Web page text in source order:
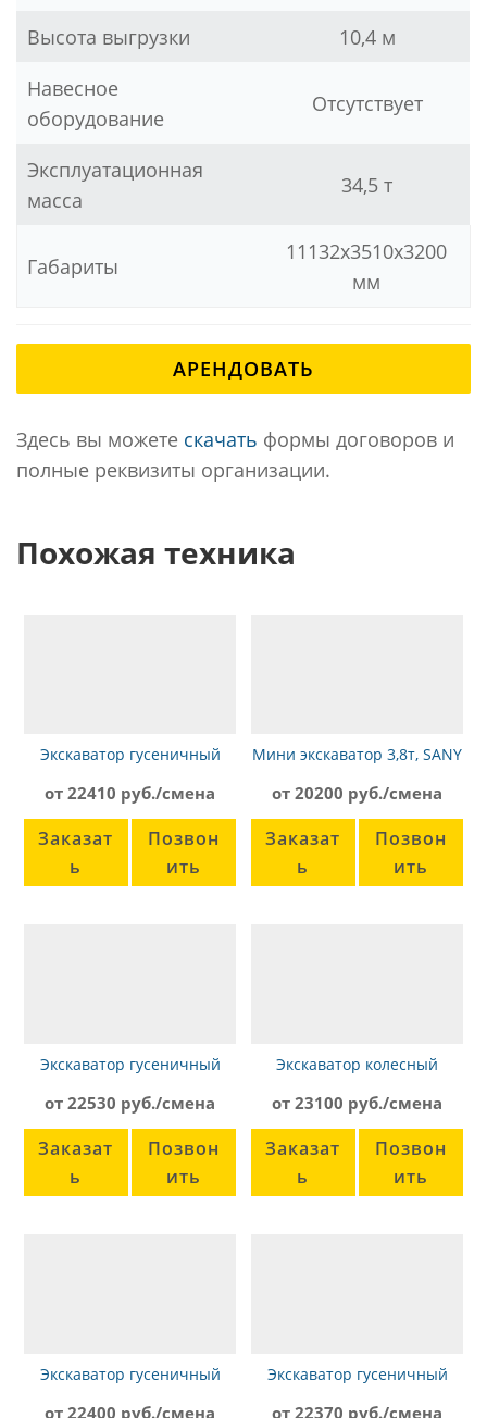
Высота выгрузки
10,4 м
Навесное
оборудование
Отсутствует
Эксплуатационная
масса
34,5 т
Габариты
11132x3510x3200
мм
АРЕНДОВАТЬ
Здесь вы можете скачать формы договоров и
полные реквизиты организации.
Похожая техника
Экскаватор гусеничный
от 22410 руб./смена
Заказат
ь
Позвон
ить
Мини экскаватор 3,8т, SANY
от 20200 руб./смена
Заказат
ь
Позвон
ить
Экскаватор гусеничный
от 22530 руб./смена
Заказат
ь
Позвон
ить
Экскаватор колесный
от 23100 руб./смена
Заказат
ь
Позвон
ить
Экскаватор гусеничный
от 22400 руб./смена
Экскаватор гусеничный
от 22370 руб./смена